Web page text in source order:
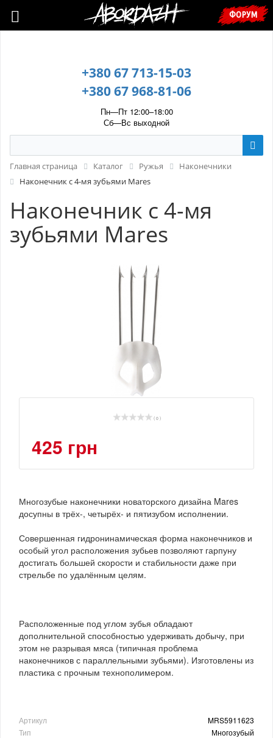
🇺🇦 У зв’язку з воєнним станом, прохання уточнювати ціну та
наявність у менеджера. 🇺🇦
+380 67 713-15-03
+380 67 968-81-06
Пн—Пт 12:00–18:00
Сб—Вс выходной
ФОРУМ
Главная страница Каталог Ружья
Наконечники
Наконечник с 4-мя зубьями Mares
Наконечник с 4-мя
зубьями Mares
( 0 )
425 грн
Многозубые наконечники новаторского дизайна Mares
досупны в трёх-, четырёх- и пятизубом исполнении.
Совершенная гидронинамическая форма наконечников и
особый угол расположения зубьев позволяют гарпуну
достигать большей скорости и стабильности даже при
стрельбе по удалённым целям.
Расположенные под углом зубья обладают
дополнительной способностью удерживать добычу, при
этом не разрывая мяса (типичная проблема
наконечников с параллельными зубьями). Изготовлены из
пластика с прочным технополимером.
Артикул
MRS5911623
Тип
Многозубый